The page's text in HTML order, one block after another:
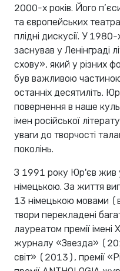
2000-х років. Його
та європейських
плідні дискусії. У
заснував у Ленінграді
схову», який у різних
був важливою
останніх десятиліть.
повернення в наше
імен російської
уваги до творчості
поколінь.
З 1991 року Юр'єв жив
німецькою. За життя
13 німецькою мовами
твори перекладені
лауреатом премії
журналу «Звезда»
світ» (2013), премії